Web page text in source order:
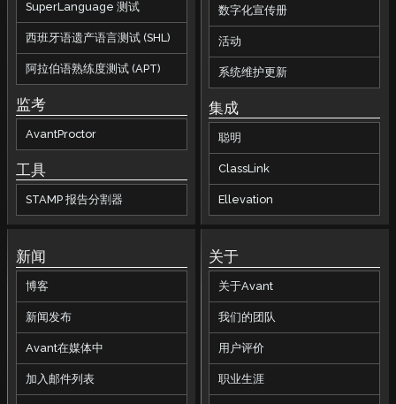
SuperLanguage 测试
西班牙语遗产语言测试 (SHL)
阿拉伯语熟练度测试 (APT)
监考
AvantProctor
工具
STAMP 报告分割器
数字化宣传册
活动
系统维护更新
集成
聪明
ClassLink
Ellevation
新闻
博客
新闻发布
Avant在媒体中
加入邮件列表
关于
关于Avant
我们的团队
用户评价
职业生涯